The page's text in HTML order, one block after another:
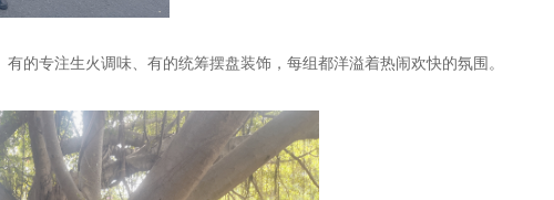
的专注生火调味、有的统筹摆盘装饰，每组都洋溢着热闹欢快的氛围。